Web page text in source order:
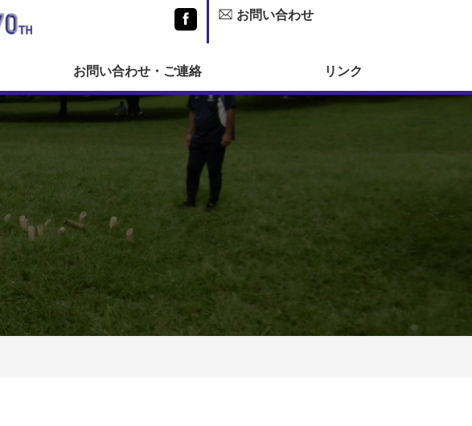
お問い合わせ・ご連絡 リンク
Facebookお問い合わせ